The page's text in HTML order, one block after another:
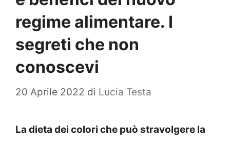
regime alimentare. I
segreti che non
conoscevi
20 Aprile 2022 di Lucia Testa
La dieta dei colori che può stravolgere la